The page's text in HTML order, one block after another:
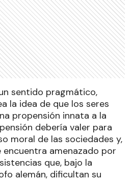
sentido pragmático,
la idea de que los seres
propensión innata a la
debería valer para
moral de las sociedades y,
amenazado por
que, bajo la
alemán, dificultan su